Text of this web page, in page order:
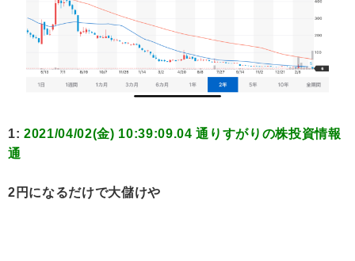
1: 2021/04/02(金) 10:39:09.04 通りすがりの株投資情報
通
2円になるだけで大儲けや